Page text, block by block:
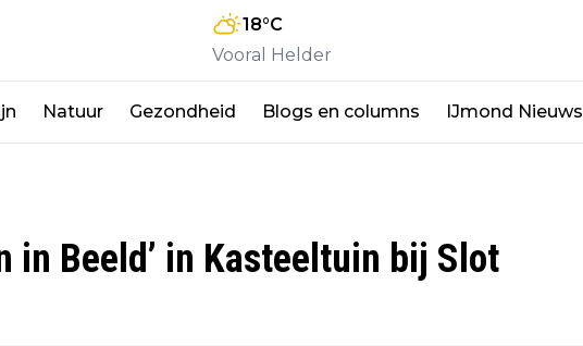
18°C
Vooral Helder
Natuur Gezondheid Blogs en columns IJmond Nieuws
in Beeld’ in Kasteeltuin bij Slot